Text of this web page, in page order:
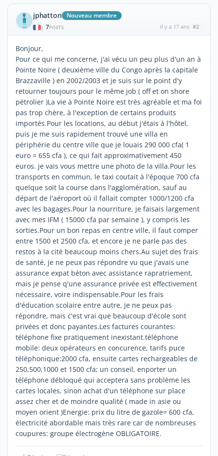
jphatton Nouveau membre
| 7POSTS il y a 17 ans #2
Bonjour,
Pour ce qui me concerne, j'ai vécu un peu plus d'un an à
Pointe Noire ( deuxième ville du Congo après la capitale
Brazzaville ) en 2002/2003 et je suis sur le point d'y
retourner toujours pour le même job ( off et on shore
pétrolier )La vie à Pointe Noire est très agréable et ma foi
pas trop chère, à l'exception de certains produits
importés.Pour les locations, au début j'étais à l'hôtel,
puis je me suis rapidement trouvé une villa en
périphérie du centre ville que je louais 290 000 cfa( 1
euro = 655 cfa ), ce qui fait approximativement 450
euros. je vais vous mettre une photo de la villa.Pour les
transports en commun, le taxi coutait à l'époque 700 cfa
quelque soit la course dans l'agglomération, sauf au
départ de l'aéroport où il fallait compter 1000/1200 cfa
avec les bagages.Pour la nourriture, je faisais largement
avec mes IFM ( 15000 cfa par semaine ), y compris les
sorties.Pour un bon repas en centre ville, il faut comper
entre 1500 et 2500 cfa, et encore je ne parle pas des
restos à la cité beaucoup moins chers.Au sujet des frais
de santé, je ne peux pas répondre vu que j'avais une
assurance expat béton avec assistance rapratriement,
mais je pense q'une assurance privée est effectivement
nécessaire, voire indispensable.Pour les frais
d'éducation scolaire entre autre, je ne peux pas
répondre, mais c'est vrai que beaucoup d'école sont
privées et donc payantes.Les factures courantes:
téléphone fixe pratiquement inexistant.téléphone
mobile: deux opérateurs en concurence, tarifs puce
téléphonique:2000 cfa, ensuite cartes rechargeables de
250,500,1000 et 1500 cfa; un conseil, enporter un
téléphone débloqué qui acceptera sans problème les
cartes locales, sinon achat d'un téléphone sur place
assez cher et de moindre qualité ( made in asie ou
moyen orient )Energie: prix du litre de gazole= 600 cfa,
électricité abordable mais très rare car de nombreuses
coupures: groupe électrogène OBLIGATOIRE.